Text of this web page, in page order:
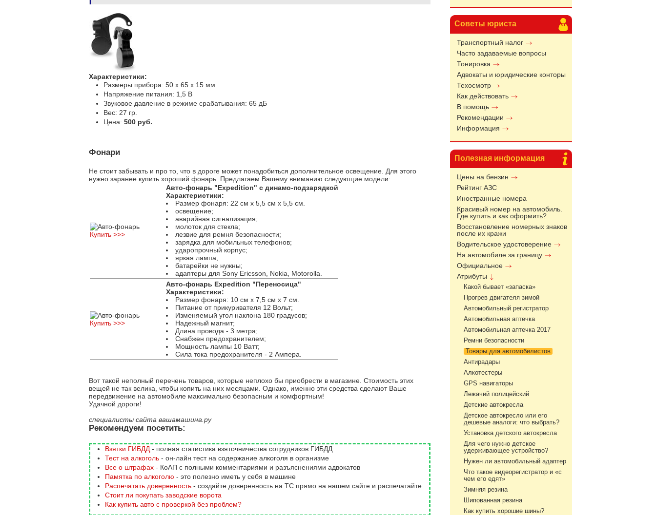
Советы юриста
Транспортный налог
Часто задаваемые вопросы
Тонировка
Адвокаты и юридические конторы
Техосмотр
Как действовать
В помощь
Рекомендации
Информация
Полезная информация
Цены на бензин
Рейтинг АЗС
Иностранные номера
Красивый номер на автомобиль.
Где купить и как оформить?
Восстановление номерных знаков
после их кражи
Водительское удостоверение
На автомобиле за границу
Официальное
Атрибуты
Какой бывает «запаска»
Прогрев двигателя зимой
Автомобильный регистратор
Автомобильная аптечка
Автомобильная аптечка 2017
Ремни безопасности
Товары для автомобилистов
Антирадары
Алкотестеры
GPS навигаторы
Лежачий полицейский
Детские автокресла
Детское автокресло или его
дешевые аналоги: что выбрать?
Установка детского автокресла
Для чего нужно детское
удерживающее устройство?
Нужен ли автомобильный адаптер
Что такое видеорегистратор и «с
чем его едят»
Зимняя резина
Шипованная резина
Как купить хорошие шины?
Характеристики:
Размеры прибора: 50 х 65 х 15 мм
Напряжение питания: 1,5 В
Звуковое давление в режиме срабатывания: 65 дБ
Вес: 27 гр.
Цена: 500 руб.
Фонари
Не стоит забывать и про то, что в дороге может понадобиться дополнительное освещение. Для этого
нужно заранее купить хороший фонарь. Предлагаем Вашему вниманию следующие модели:
Купить >>>
Авто-фонарь "Expedition" с динамо-подзарядкой
Характеристики:
Размер фонаря: 22 см х 5,5 см х 5,5 см.
освещение;
аварийная сигнализация;
молоток для стекла;
лезвие для ремня безопасности;
зарядка для мобильных телефонов;
ударопрочный корпус;
яркая лампа;
батарейки не нужны;
адаптеры для Sony Ericsson, Nokia, Motorolla.
Купить >>>
Авто-фонарь Expedition "Переносица"
Характеристики:
Размер фонаря: 10 см х 7,5 см х 7 см.
Питание от прикуривателя 12 Вольт;
Изменяемый угол наклона 180 градусов;
Надежный магнит;
Длина провода - 3 метра;
Снабжен предохранителем;
Мощность лампы 10 Ватт;
Сила тока предохранителя - 2 Ампера.
Вот такой неполный перечень товаров, которые неплохо бы приобрести в магазине. Стоимость этих
вещей не так велика, чтобы копить на них месяцами. Однако, именно эти средства сделают Ваше
передвижение на автомобиле максимально безопасным и комфортным!
Удачной дороги!
специалисты сайта вашамашина.ру
Рекомендуем посетить:
Взятки ГИБДД - полная статистика взяточничества сотрудников ГИБДД
Тест на алкоголь - он-лайн тест на содержание алкоголя в организме
Все о штрафах - КоАП с полными комментариями и разъяснениями адвокатов
Памятка по алкоголю - это полезно иметь у себя в машине
Распечатать доверенность - создайте доверенность на ТС прямо на нашем сайте и распечатайте
Стоит ли покупать заводские ворота
Как купить авто с проверкой без проблем?